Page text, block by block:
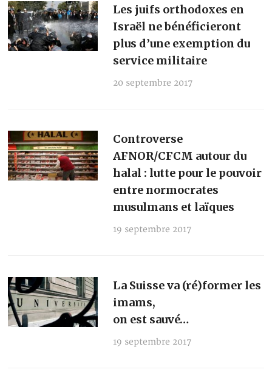
Les juifs orthodoxes en
Israël ne bénéficieront
plus d’une exemption du
service militaire
20 septembre 2017
Controverse
AFNOR/CFCM autour du
halal : lutte pour le pouvoir
entre normocrates
musulmans et laïques
19 septembre 2017
La Suisse va (ré)former les
imams,
on est sauvé…
19 septembre 2017